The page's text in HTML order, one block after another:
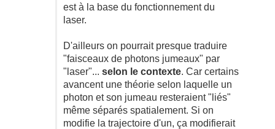
est à la base du fonctionnement du
laser.
D'ailleurs on pourrait presque traduire
"faisceaux de photons jumeaux" par
"laser"... selon le contexte. Car certains
avancent une théorie selon laquelle un
photon et son jumeau resteraient "liés"
même séparés spatialement. Si on
modifie la trajectoire d'un, ça modifierait